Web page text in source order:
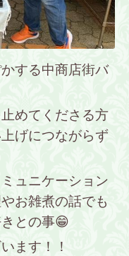
する中商店街バ
めてくださる方
げにつながらず
ュニケーション
お雑煮の話でも
との事😁
ます！！